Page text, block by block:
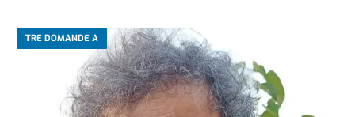
TRE DOMANDE A